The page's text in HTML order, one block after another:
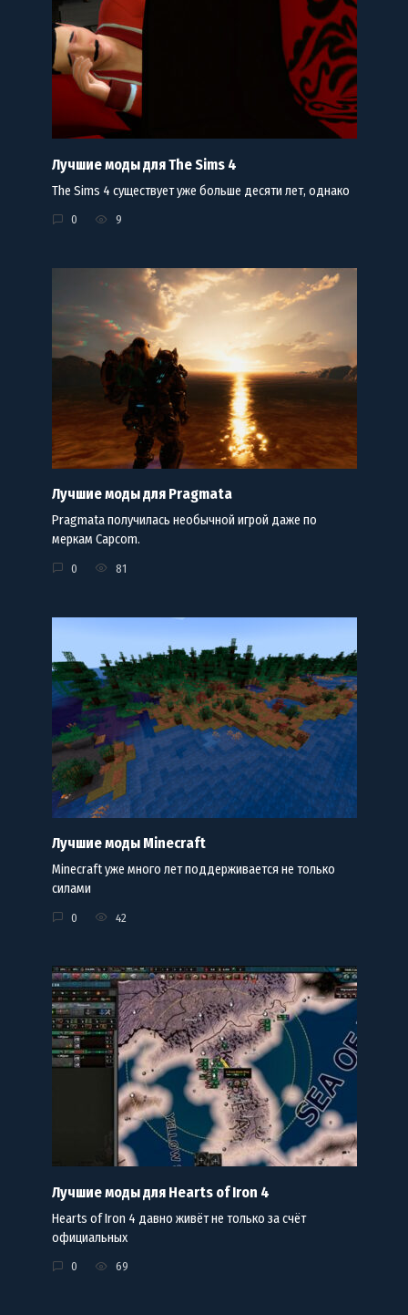
Лучшие моды для The Sims 4
The Sims 4 существует уже больше десяти лет, однако
0 9
Лучшие моды для Pragmata
Pragmata получилась необычной игрой даже по
меркам Capcom.
0 81
Лучшие моды Minecraft
Minecraft уже много лет поддерживается не только
силами
0 42
Лучшие моды для Hearts of Iron 4
Hearts of Iron 4 давно живёт не только за счёт
официальных
0 69